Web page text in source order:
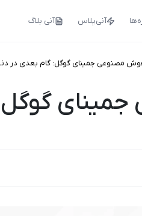
آنی‌پلاس آنی بلاگ
مصنوعی جمینای گوگل: گام بعدی در
گوگل: